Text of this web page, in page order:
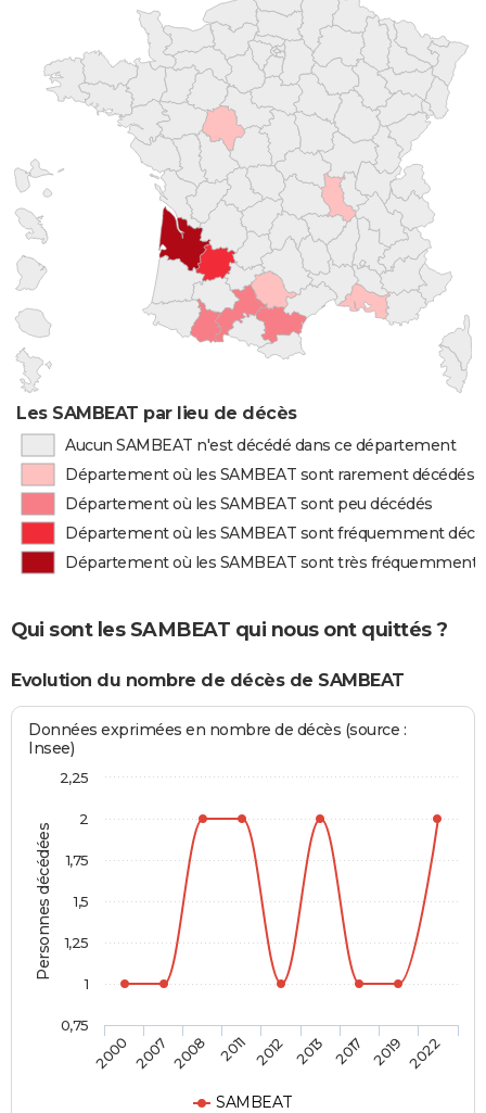
Les SAMBEAT par lieu de décès
Aucun SAMBEAT n'est décédé dans ce département
Département où les SAMBEAT sont rarement décédés
Département où les SAMBEAT sont peu décédés
Département où les SAMBEAT sont fréquemment
Département où les SAMBEAT sont très fréquemment
Qui sont les SAMBEAT qui nous ont quittés ?
Evolution du nombre de décès de SAMBEAT
Personnes décédées
Données exprimées en nombre de décès (source :
Insee)
SAMBEAT
2000 2007 2008 2011 2012 2013 2017 2019 2022
0,75
1
1,25
1,5
1,75
2
2,25